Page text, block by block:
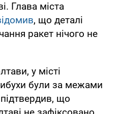
Глава міста
, що деталі
ракет нічого не
у місті
були за межами
що